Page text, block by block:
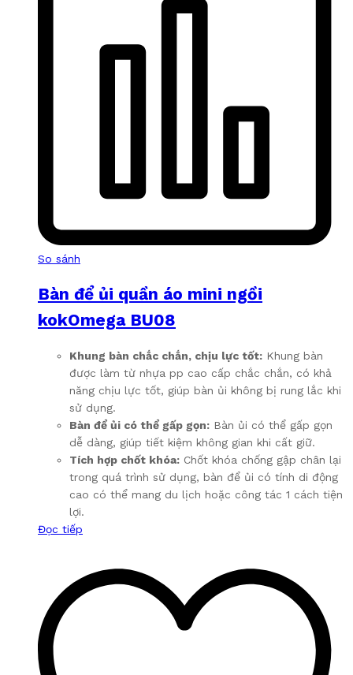
So sánh
Bàn để ủi quần áo mini ngồi
kokOmega BU08
Khung bàn chắc chắn, chịu lực tốt: Khung bàn
được làm từ nhựa pp cao cấp chắc chắn, có khả
năng chịu lực tốt, giúp bàn ủi không bị rung lắc khi
sử dụng.
Bàn để ủi có thể gấp gọn: Bàn ủi có thể gấp gọn
dễ dàng, giúp tiết kiệm không gian khi cất giữ.
Tích hợp chốt khóa: Chốt khóa chống gập chân lại
trong quá trình sử dụng, bàn để ủi có tính di động
cao có thể mang du lịch hoặc công tác 1 cách tiện
lợi.
Đọc tiếp